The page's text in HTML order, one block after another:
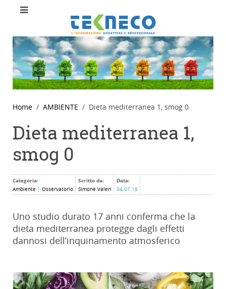
Home AMBIENTE Dieta mediterranea 1, smog 0
Dieta mediterranea 1,
smog 0
Categoria:
Ambiente Osservatorio
Scritto da:
Simone Valeri
Data:
04.07.18
Uno studio durato 17 anni conferma che la
dieta mediterranea protegge dagli effetti
dannosi dell’inquinamento atmosferico